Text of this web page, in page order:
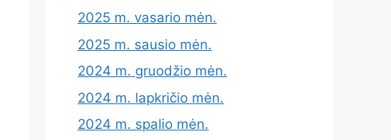
2025 m. vasario mėn.
2025 m. sausio mėn.
2024 m. gruodžio mėn.
2024 m. lapkričio mėn.
2024 m. spalio mėn.